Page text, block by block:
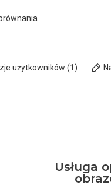
użytkowników (1)
Usługa